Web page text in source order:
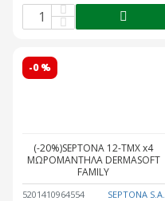
-0 %
5201410964554 SEPTONA S.A.
(-20%)SEPTONA 12-ΤΜΧ x4
ΜΩΡΟΜΑΝΤΗΛΑ DERMASOFT
FAMILY